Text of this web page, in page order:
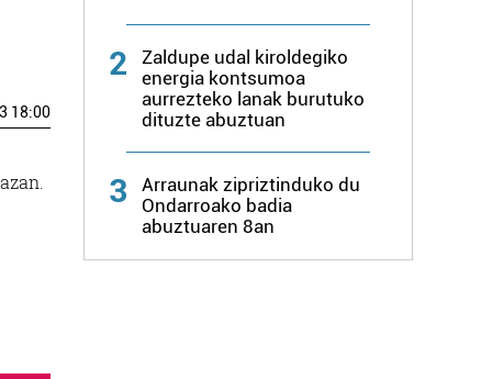
18:00
2
Zaldupe udal kiroldegiko
energia kontsumoa
aurrezteko lanak burutuko
dituzte abuztuan
3
Arraunak zipriztinduko du
Ondarroako badia
abuztuaren 8an